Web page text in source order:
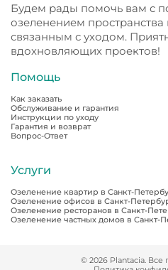
Будем рады помочь вам с
озеленением
связанным с уходом.
вдохновляющих проектов!
Помощь
Как заказать
Обслуживание и гарантия
Инструкции по уходу
Гарантия и возврат
Вопрос-Ответ
Услуги
Озеленение квартир в Санкт-
Озеленение офисов в Санкт-
Озеленение ресторанов в Санкт-
Озеленение частных домов в Санкт-
© 2026 Plantacia.